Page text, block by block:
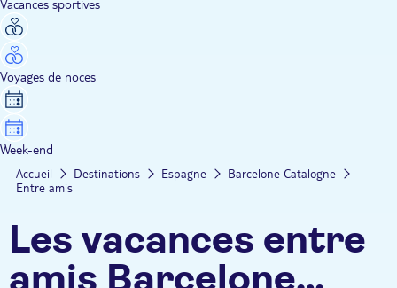
Vacances sportives
Voyages de noces
Week-end
Accueil Destinations Espagne
Barcelone Catalogne
Entre amis
Les vacances entre
amis Barcelone